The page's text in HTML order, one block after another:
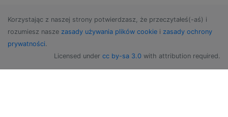
Korzystając z naszej strony potwierdzasz, że przeczytałeś(-aś) i
rozumiesz nasze zasady używania plików cookie i zasady ochrony
prywatności.
Licensed under cc by-sa 3.0 with attribution required.